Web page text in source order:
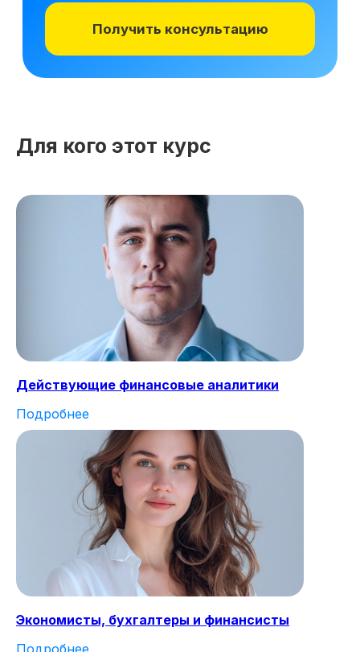
Для кого этот курс
Действующие финансовые аналитики
Подробнее
Экономисты, бухгалтеры и финансисты
Подробнее